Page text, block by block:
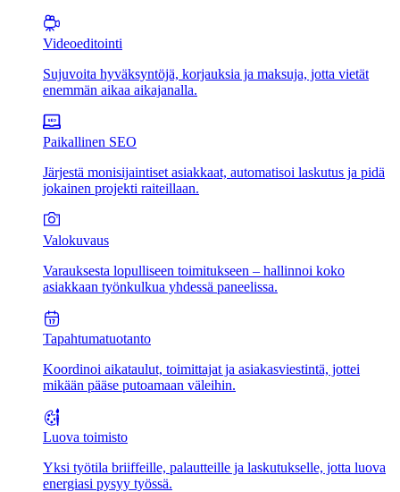
Videoeditointi
Sujuvoita hyväksyntöjä, korjauksia ja maksuja, jotta vietät
enemmän aikaa aikajanalla.
Paikallinen SEO
Järjestä monisijaintiset asiakkaat, automatisoi laskutus ja pidä
jokainen projekti raiteillaan.
Valokuvaus
Varauksesta lopulliseen toimitukseen – hallinnoi koko
asiakkaan työnkulkua yhdessä paneelissa.
Tapahtumatuotanto
Koordinoi aikataulut, toimittajat ja asiakasviestintä, jottei
mikään pääse putoamaan väleihin.
Luova toimisto
Yksi työtila briiffeille, palautteille ja laskutukselle, jotta luova
energiasi pysyy työssä.